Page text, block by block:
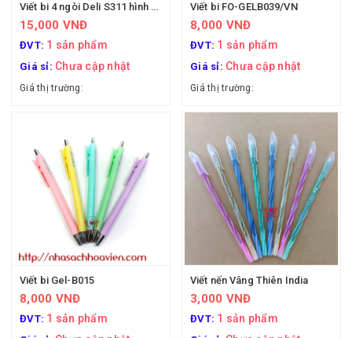
Viết bi 4 ngòi Deli S311 hình Onepice
15,000 VNĐ
ĐVT: 1 sản phẩm
Giá sỉ: Chưa cập nhật
Giá thị trường:
Viết bi FO-GELB039/VN
8,000 VNĐ
ĐVT: 1 sản phẩm
Giá sỉ: Chưa cập nhật
Giá thị trường:
Viết bi Gel-B015
8,000 VNĐ
ĐVT: 1 sản phẩm
Viết nến Vâng Thiên India
3,000 VNĐ
ĐVT: 1 sản phẩm